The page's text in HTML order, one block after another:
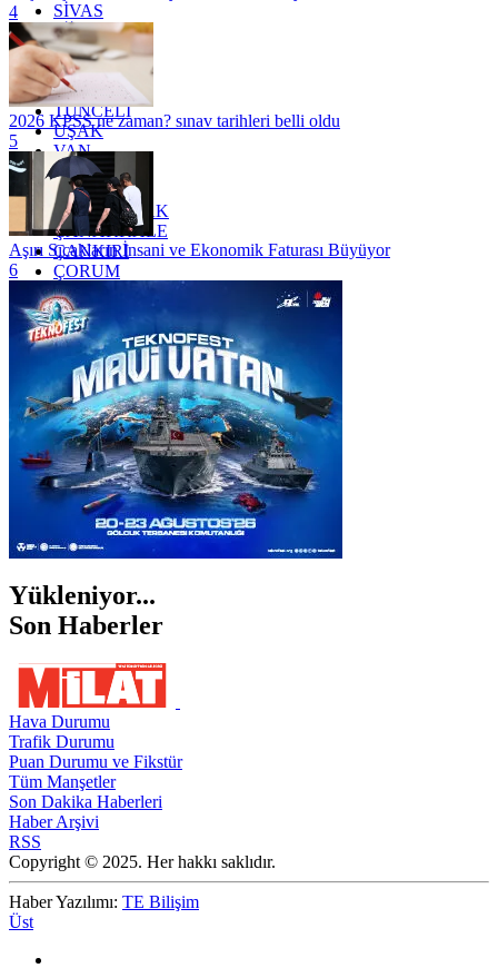
SİVAS
SİİRT
TEKİRDAĞ
TOKAT
TRABZON
TUNCELİ
UŞAK
VAN
YALOVA
YOZGAT
ZONGULDAK
ÇANAKKALE
ÇANKIRI
ÇORUM
İSTANBUL
İZMİR
ŞANLIURFA
ŞIRNAK
4
2026 KPSS ne zaman? sınav tarihleri belli oldu
5
Aşırı Sıcakların İnsani ve Ekonomik Faturası Büyüyor
6
Yükleniyor...
Son Haberler
Hava Durumu
Trafik Durumu
Puan Durumu ve Fikstür
Tüm Manşetler
Son Dakika Haberleri
Haber Arşivi
RSS
Copyright © 2025. Her hakkı saklıdır.
Haber Yazılımı: TE Bilişim
Üst